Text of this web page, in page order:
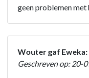
geen problemen
Wouter gaf Eweka:
Geschreven op: 20-